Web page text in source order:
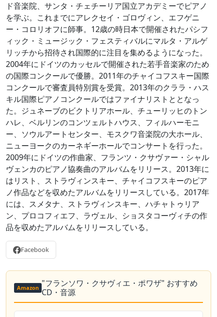
ド音楽院、サンタ・チェチーリア国立アカデミーでピアノ
を学ぶ。これまでにアレクセイ・ゴロヴィン、エフゲニ
ー・コロリオフに師事。12歳の時日本で開催されたパシフ
ィック・ミュージック・フェスティバルにマルタ・アルゲ
リッチから招待され国際的に注目を集めるようになった。
2004年にドイツのカッセルで開催された若手音楽家のため
の国際コンクールで優勝。2011年のチャイコフスキー国際
コンクールで審査員特別賞を受賞。2013年のクララ・ハス
キル国際ピアノコンクールではファイナリストととなっ
た。ジュネーブのビクトリアホール、チューリッヒのトン
ハレ、ベルリンのコンツェルトハウス、フィルハーモニ
ー、ソウルアートセンター、モスクワ音楽院の大ホール、
ニューヨークのカーネギーホールでコンサートを行った。
2009年にドイツの作曲家、フランツ・クサヴァー・シャル
ヴェンカのピアノ協奏曲のアルバムをリリース。2013年に
はリスト、ストラヴィンスキー、チャイコフスキーのピア
ノ作品などを収めたアルバムをリリースしている。2017年
には、スメタナ、ストラヴィンスキー、ハチャトゥリア
ン、プロコフィエフ、ラヴェル、ショスタコーヴィチの作
品を収めたアルバムをリリースしている。
Facebook
Amazon "フランソワ・クサヴィエ・ポワザ" おすすめ
CD・音源